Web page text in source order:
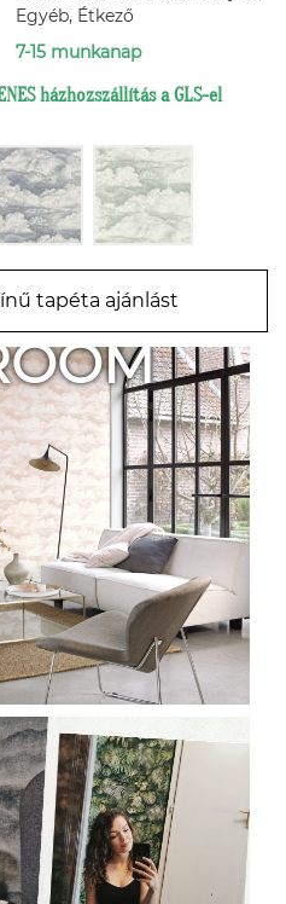
Egyéb, Étkező
7-15 munkanap
házhozszállítás a GLS-el
tapéta ajánlást